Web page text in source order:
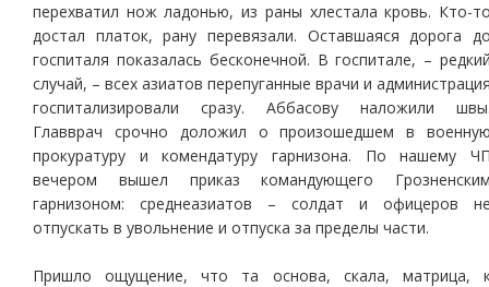
перехватил нож ладонью, из раны хлестала кровь. Кто-
достал платок, рану перевязали. Оставшаяся дорога
госпиталя показалась бесконечной. В госпитале, –
случай, – всех азиатов перепуганные врачи и
госпитализировали сразу. Аббасову наложили
Главврач срочно доложил о произошедшем в
прокуратуру и комендатуру гарнизона. По нашему
вечером вышел приказ командующего
гарнизоном: среднеазиатов – солдат и офицеров
отпускать в увольнение и отпуска за пределы части.
Пришло ощущение, что та основа, скала, матрица,